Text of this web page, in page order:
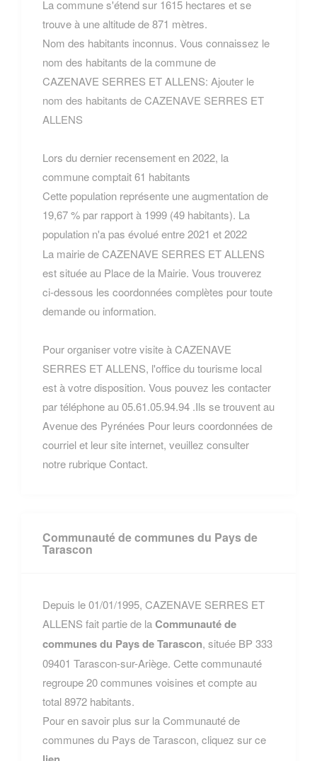
La commune s'étend sur 1615 hectares et se
trouve à une altitude de 871 mètres.
Nom des habitants inconnus. Vous connaissez le
nom des habitants de la commune de
CAZENAVE SERRES ET ALLENS: Ajouter le
nom des habitants de CAZENAVE SERRES ET
ALLENS
Lors du dernier recensement en 2022, la
commune comptait 61 habitants
Cette population représente une augmentation de
19,67 % par rapport à 1999 (49 habitants). La
population n'a pas évolué entre 2021 et 2022
La mairie de CAZENAVE SERRES ET ALLENS
est située au Place de la Mairie. Vous trouverez
ci-dessous les coordonnées complètes pour toute
demande ou information.
Pour organiser votre visite à CAZENAVE
SERRES ET ALLENS, l'office du tourisme local
est à votre disposition. Vous pouvez les contacter
par téléphone au 05.61.05.94.94 .Ils se trouvent au
Avenue des Pyrénées Pour leurs coordonnées de
courriel et leur site internet, veuillez consulter
notre rubrique Contact.
Communauté de communes du Pays de
Tarascon
Depuis le 01/01/1995, CAZENAVE SERRES ET
ALLENS fait partie de laCommunauté de
communes du Pays de Tarascon, située BP 333
09401 Tarascon-sur-Ariège. Cette communauté
regroupe 20 communes voisines et compte au
total 8972 habitants.
Pour en savoir plus sur la Communauté de
communes du Pays de Tarascon, cliquez sur ce